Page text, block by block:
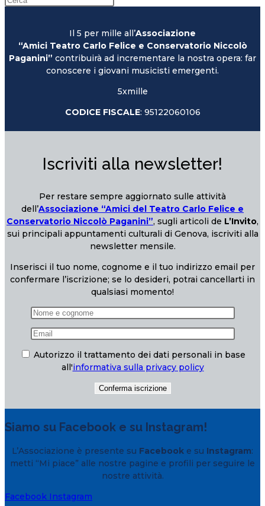
Il 5 per mille all’Associazione
“Amici Teatro Carlo Felice e Conservatorio Niccolò
Paganini” contribuirà ad incrementare la nostra opera: far
conoscere i giovani musicisti emergenti.
5xmille
CODICE FISCALE: 95122060106
Iscriviti alla newsletter!
Per restare sempre aggiornato sulle attività
dell’Associazione “Amici del Teatro Carlo Felice e
Conservatorio Niccolò Paganini”, sugli articoli de L’Invito,
sui principali appuntamenti culturali di Genova, iscriviti alla
newsletter mensile.
Inserisci il tuo nome, cognome e il tuo indirizzo email per
confermare l’iscrizione; se lo desideri, potrai cancellarti in
qualsiasi momento!
Autorizzo il trattamento dei dati personali in base
all'informativa sulla privacy policy
Siamo su Facebook e su Instagram!
L’Associazione è presente su Facebook e su Instagram:
metti “Mi piace” alle nostre pagine e profili per seguire le
nostre attività.
Facebook Instagram